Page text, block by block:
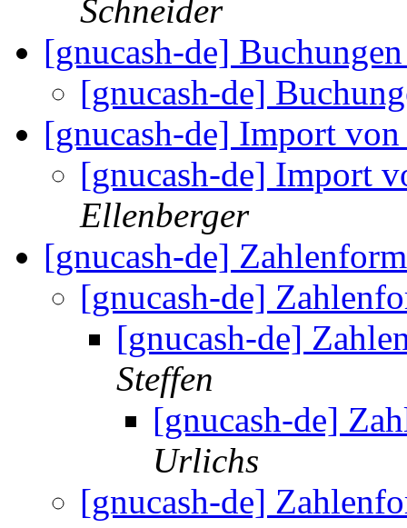
Schneider
[gnucash-de]
[gnucash-de]
[gnucash-de] Import
[gnucash-de] Import
Ellenberger
[gnucash-de]
[gnucash-de]
[gnucash-de]
Steffen
[gnucash-de]
Urlichs
[gnucash-de]